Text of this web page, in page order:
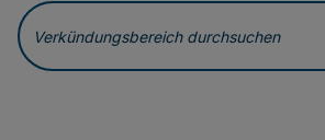
Verkündungsbereich durchsuchen